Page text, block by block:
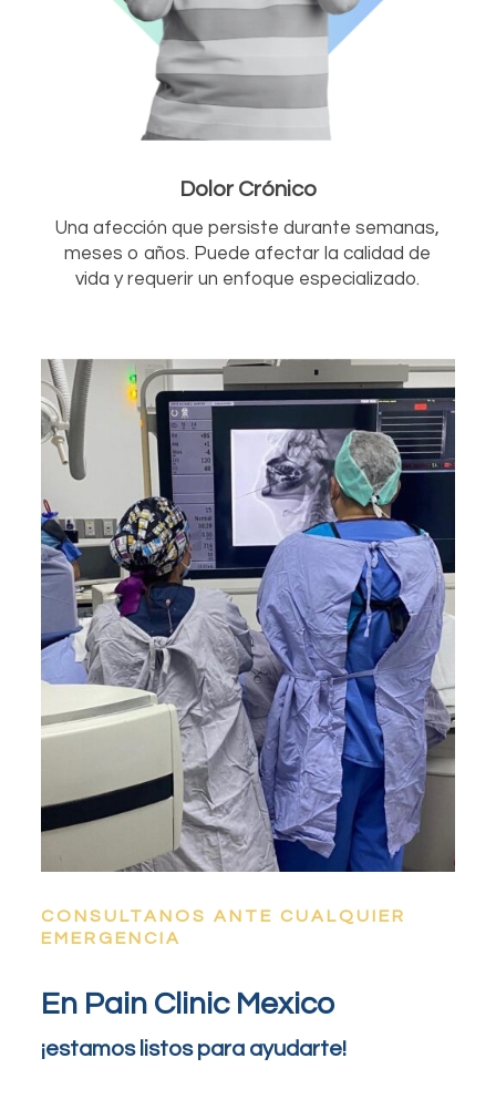
Dolor Crónico
Una afección que persiste durante semanas,
meses o años. Puede afectar la calidad de
vida y requerir un enfoque especializado.
CONSULTANOS ANTE CUALQUIER
EMERGENCIA
En Pain Clinic Mexico
¡estamos listos para ayudarte!